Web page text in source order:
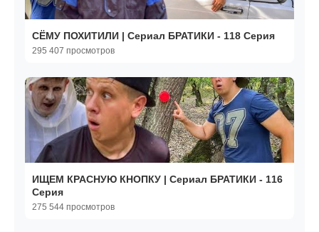
СЁМУ ПОХИТИЛИ | Сериал БРАТИКИ - 118 Серия
295 407 просмотров
ИЩЕМ КРАСНУЮ КНОПКУ | Сериал БРАТИКИ - 116
Серия
275 544 просмотров